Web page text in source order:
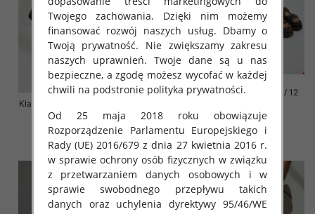
Klapki damskie Roz 36-41 / 12 par
72.00 zł
szczegóły
Klapki damskie Roz 36-42 / 12
76.00 zł
szczegóły
Twojego zachowania. Dzięki nim możemy
finansować rozwój naszych usług. Dbamy o
Twoją prywatność. Nie zwiększamy zakresu
naszych uprawnień. Twoje dane są u nas
bezpieczne, a zgodę możesz wycofać w każdej
chwili na podstronie polityka prywatności.
Od 25 maja 2018 roku obowiązuje
Rozporządzenie Parlamentu Europejskiego i
Rady (UE) 2016/679 z dnia 27 kwietnia 2016 r.
w sprawie ochrony osób fizycznych w związku
z przetwarzaniem danych osobowych i w
sprawie swobodnego przepływu takich
danych oraz uchylenia dyrektywy 95/46/WE